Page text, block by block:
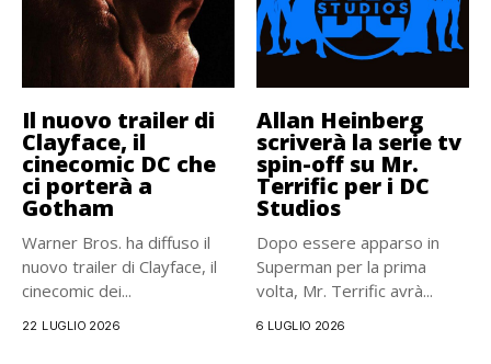
Il nuovo trailer di
Clayface, il
cinecomic DC che
ci porterà a
Gotham
Warner Bros. ha diffuso il
nuovo trailer di Clayface, il
cinecomic dei...
22 LUGLIO 2026
Allan Heinberg
scriverà la serie tv
spin-off su Mr.
Terrific per i DC
Studios
Dopo essere apparso in
Superman per la prima
volta, Mr. Terrific avrà...
6 LUGLIO 2026